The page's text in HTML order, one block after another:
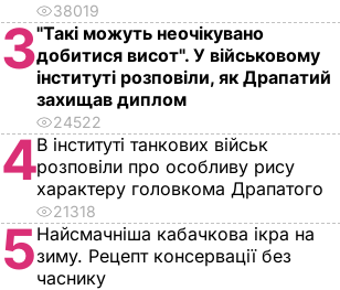
38019
3"Такі можуть неочікувано
добитися висот". У військовому
інституті розповіли, як Драпатий
захищав диплом
24522
4В інституті танкових військ
розповіли про особливу рису
характеру головкома Драпатого
21318
5Найсмачніша кабачкова ікра на
зиму. Рецепт консервації без
часнику